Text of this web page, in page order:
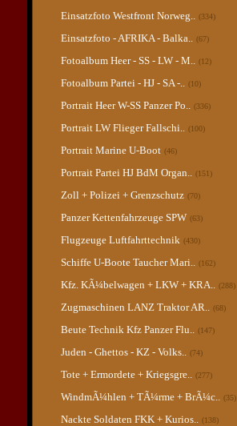
Einsatzfoto Westfront Norweg.. (334)
Einsatzfoto - AFRIKA - Balka.. (67)
Fotoalbum Heer - SS - LW - M.. (12)
Fotoalbum Partei - HJ - SA -.. (10)
Portrait Heer W-SS Panzer Po.. (336)
Portrait LW Flieger Fallschi.. (100)
Portrait Marine U-Boot (46)
Portrait Partei HJ BdM Organ.. (151)
Zoll + Polizei + Grenzschutz (70)
Panzer Kettenfahrzeuge SPW (63)
Flugzeuge Luftfahrttechnik (430)
Schiffe U-Boote Taucher Mari.. (162)
Kfz. KÃ¼belwagen + LKW + KRA.. (288)
Zugmaschinen LANZ Traktor AR.. (68)
Beute Technik Kfz Panzer Flu.. (147)
Juden - Ghettos - KZ - Volks.. (74)
Tote + Ermordete + Kriegsgre.. (277)
WindmÃ¼hlen + TÃ¼rme + BrÃ¼c.. (35)
Nackte Soldaten FKK + Kurios.. (138)